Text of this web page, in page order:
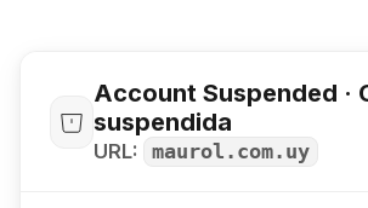
Account Suspended ·
suspendida
URL: maurol.com.uy